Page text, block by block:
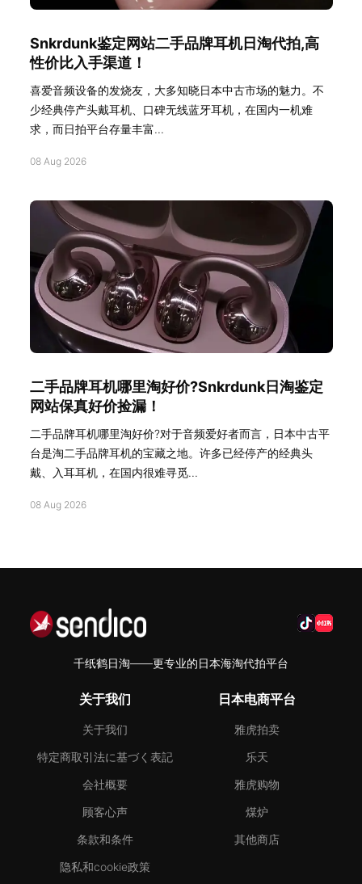
Snkrdunk鉴定网站二手品牌耳机日淘代拍,高
性价比入手渠道！
喜爱音频设备的发烧友，大多知晓日本中古市场的魅力。不
少经典停产头戴耳机、口碑无线蓝牙耳机，在国内一机难
求，而日拍平台存量丰富...
08 Aug 2026
二手品牌耳机哪里淘好价?Snkrdunk日淘鉴定
网站保真好价捡漏！
二手品牌耳机哪里淘好价?对于音频爱好者而言，日本中古平
台是淘二手品牌耳机的宝藏之地。许多已经停产的经典头
戴、入耳耳机，在国内很难寻觅...
08 Aug 2026
千纸鹤日淘——更专业的日本海淘代拍平台
关于我们
关于我们
特定商取引法に基づく表記
会社概要
顾客心声
条款和条件
隐私和cookie政策
日本电商平台
雅虎拍卖
乐天
雅虎购物
煤炉
其他商店